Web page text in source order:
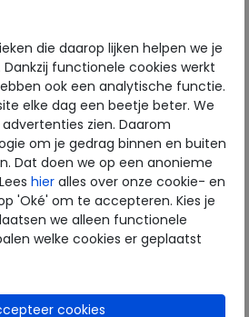
die daarop lijken helpen we je
functionele cookies werkt
ook een analytische functie.
elke dag een beetje beter. We
zien. Daarom
om je gedrag binnen en buiten
Dat doen we op een anonieme
hier alles over onze cookie- en
'Oké' om te accepteren. Kies je
we alleen functionele
welke cookies er geplaatst